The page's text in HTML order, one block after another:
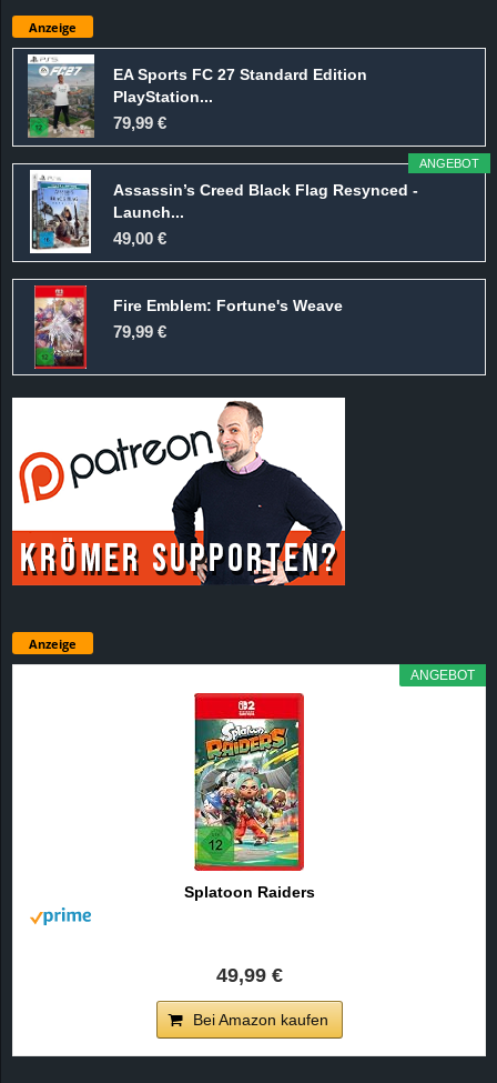
Anzeige
EA Sports FC 27 Standard Edition
PlayStation...
79,99 €
ANGEBOT
Assassin’s Creed Black Flag Resynced -
Launch...
49,00 €
Fire Emblem: Fortune's Weave
79,99 €
Anzeige
ANGEBOT
Splatoon Raiders
49,99 €
Bei Amazon kaufen